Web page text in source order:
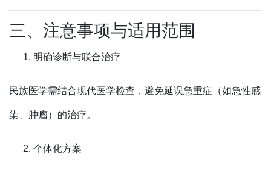
三、注意事项与适用范围
明确诊断与联合治疗
民族医学需结合现代医学检查，避免延误急重症（如急性感
染、肿瘤）的治疗。
个体化方案